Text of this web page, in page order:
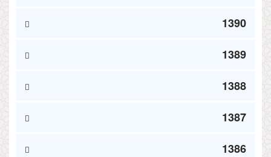
1390
1389
1388
1387
1386